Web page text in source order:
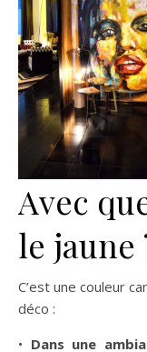
Avec
le jaune
C’est une couleur
déco :
• Dans une